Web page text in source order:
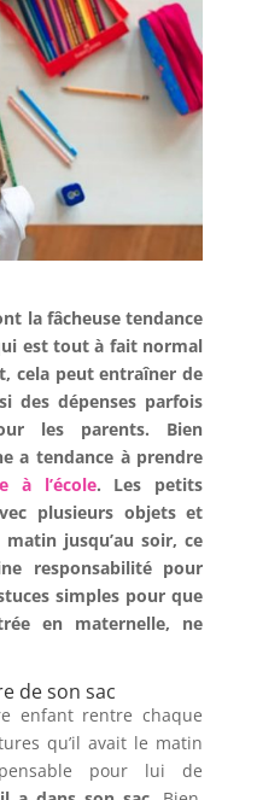
la fâcheuse tendance
est tout à fait normal
cela peut entraîner de
des dépenses parfois
les parents. Bien
a tendance à prendre
à l’école. Les petits
plusieurs objets et
jusqu’au soir, ce
responsabilité pour
simples pour que
en maternelle, ne
de son sac
enfant rentre chaque
qu’il avait le matin
pour lui de